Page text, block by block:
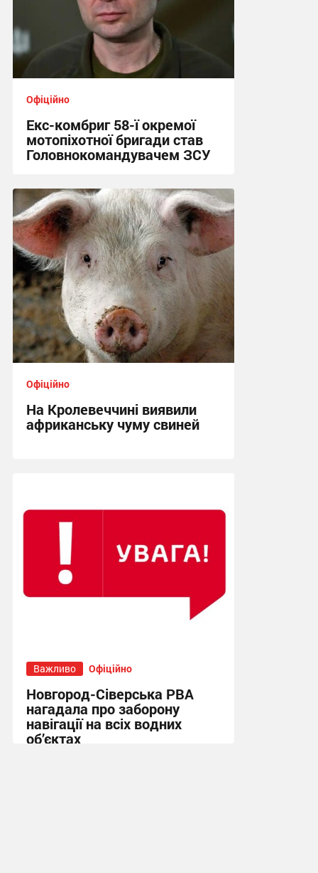
Офіційно
Екс-комбриг 58-ї окремої
мотопіхотної бригади став
Головнокомандувачем ЗСУ
23:25, 21.07.2026
Офіційно
На Кролевеччині виявили
африканську чуму свиней
Важливо Офіційно
Новгород-Сіверська РВА
нагадала про заборону
навігації на всіх водних
об’єктах